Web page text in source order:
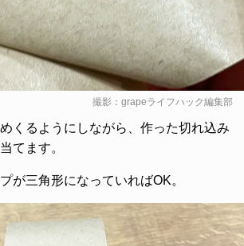
撮影：grapeライフハック編集部
くるようにしながら、作った切れ込み
てます。
が三角形になっていればOK。